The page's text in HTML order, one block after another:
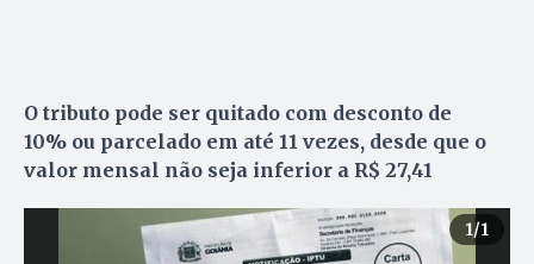
O tributo pode ser quitado com desconto de
10% ou parcelado em até 11 vezes, desde que o
valor mensal não seja inferior a R$ 27,41
1/1